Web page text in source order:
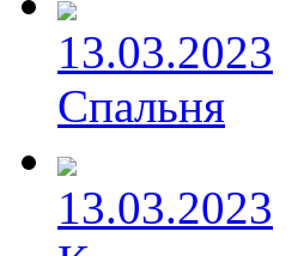
13.03.2023
Спальня
13.03.2023